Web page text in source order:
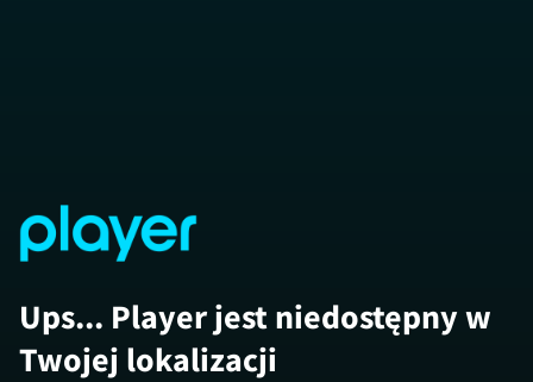
Ups... Player jest niedostępny w
Twojej lokalizacji